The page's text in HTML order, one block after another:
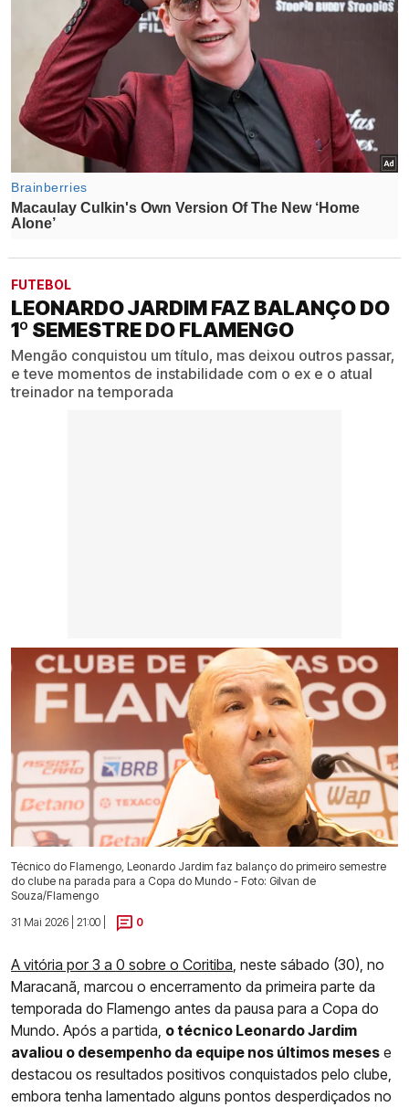
FUTEBOL
LEONARDO JARDIM FAZ BALANÇO DO
1º SEMESTRE DO FLAMENGO
Mengão conquistou um título, mas deixou outros passar,
e teve momentos de instabilidade com o ex e o atual
treinador na temporada
Técnico do Flamengo, Leonardo Jardim faz balanço do primeiro semestre
do clube na parada para a Copa do Mundo - Foto: Gilvan de
Souza/Flamengo
31 Mai 2026 | 21:00 |
0
A vitória por 3 a 0 sobre o Coritiba , neste sábado (30), no
Maracanã, marcou o encerramento da primeira parte da
temporada do Flamengo antes da pausa para a Copa do
Mundo. Após a partida, o técnico Leonardo Jardim
avaliou o desempenho da equipe nos últimos meses e
destacou os resultados positivos conquistados pelo clube,
embora tenha lamentado alguns pontos desperdiçados no